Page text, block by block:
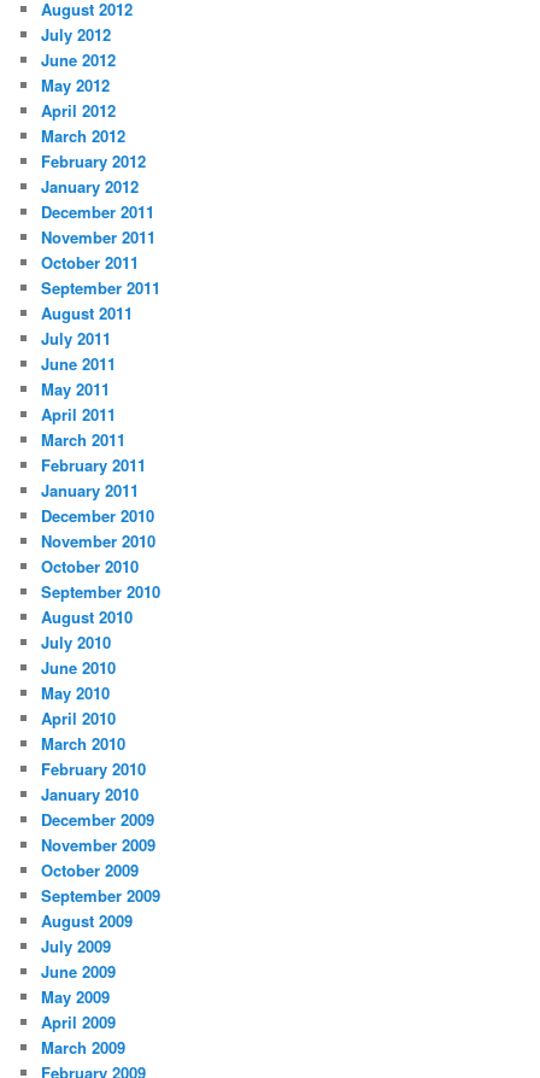
August 2012
July 2012
June 2012
May 2012
April 2012
March 2012
February 2012
January 2012
December 2011
November 2011
October 2011
September 2011
August 2011
July 2011
June 2011
May 2011
April 2011
March 2011
February 2011
January 2011
December 2010
November 2010
October 2010
September 2010
August 2010
July 2010
June 2010
May 2010
April 2010
March 2010
February 2010
January 2010
December 2009
November 2009
October 2009
September 2009
August 2009
July 2009
June 2009
May 2009
April 2009
March 2009
February 2009